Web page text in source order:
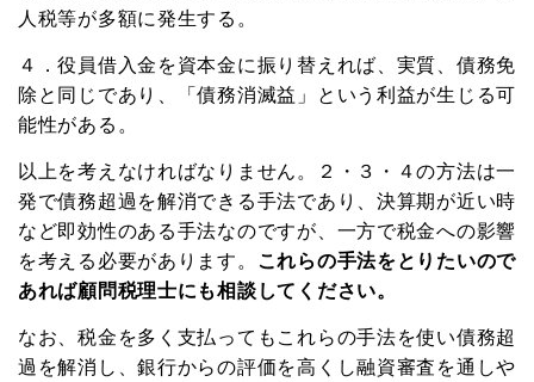
人税等が多額に発生する。
４．役員借入金を資本金に振り替えれば、実質、債務免
除と同じであり、「債務消滅益」という利益が生じる可
能性がある。
以上を考えなければなりません。２・３・４の方法は一
発で債務超過を解消できる手法であり、決算期が近い時
など即効性のある手法なのですが、一方で税金への影響
を考える必要があります。 これらの手法をとりたいので
あれば顧問税理士にも相談してください。
なお、税金を多く支払ってもこれらの手法を使い債務超
過を解消し、銀行からの評価を高くし融資審査を通しや